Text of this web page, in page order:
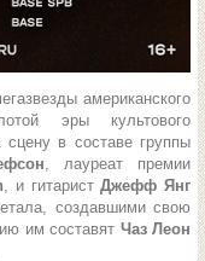
американского
эры культового
в составе группы
, лауреат премии
, и гитаристДжефф Янг
создавшими свою
им составят Чаз Леон